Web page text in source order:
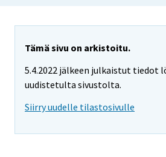
Tämä sivu on arkistoitu.
5.4.2022 jälkeen julkaistut tiedot
uudistetulta sivustolta.
Siirry uudelle tilastosivulle